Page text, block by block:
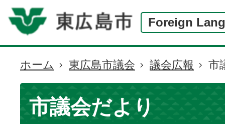
Foreign
現
在
の
位
ホーム 東広島市議会 議会広報 市
市議会だより